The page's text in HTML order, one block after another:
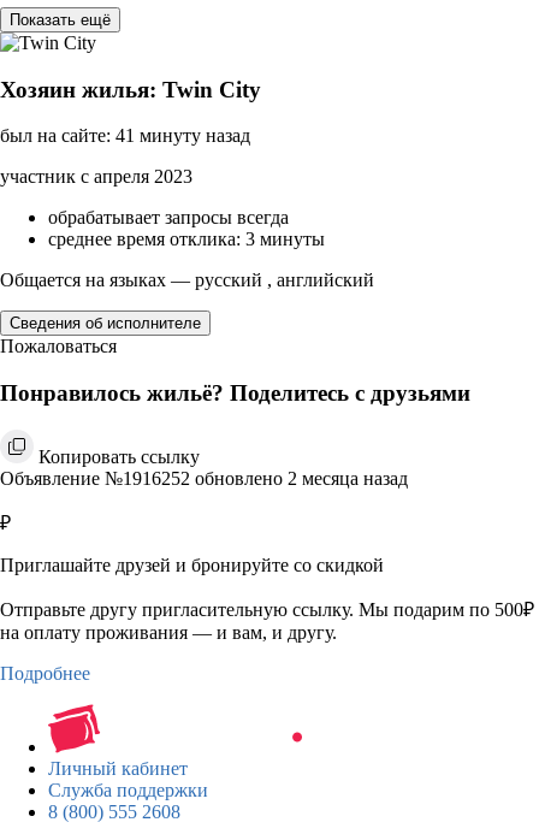
Показать ещё
Хозяин жилья: Twin City
был на сайте: 41 минуту назад
участник с апреля 2023
обрабатывает запросы всегда
среднее время отклика: 3 минуты
Общается на языках — русский , английский
Сведения об исполнителе
Пожаловаться
Понравилось жильё? Поделитесь с друзьями
Копировать ссылку
Объявление №1916252 обновлено 2 месяца назад
₽
Приглашайте друзей и бронируйте со скидкой
Отправьте другу пригласительную ссылку. Мы подарим по 500₽
на оплату проживания — и вам, и другу.
Подробнее
Личный кабинет
Служба поддержки
8 (800) 555 2608